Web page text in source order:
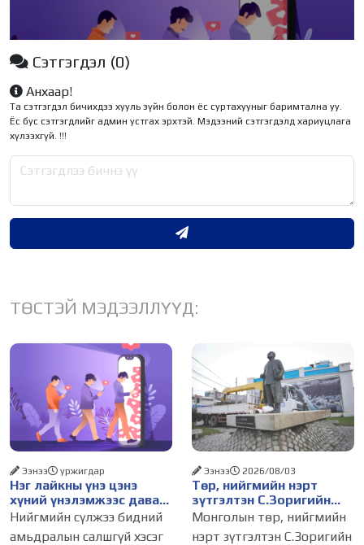
Сэтгэгдэл (0)
Анхаар!
Та сэтгэгдэл бичихдээ хууль зүйн болон ёс суртахууныг баримтална уу.
Ёс бус сэтгэгдлийг админ устгах эрхтэй. Мэдээний сэтгэгдэлд хариуцлага
хүлээхгүй. !!!
ТӨСТЭЙ МЭДЭЭЛЛҮҮД:
Нэг лайкны үнэ цэнэ
хүний үнэлэмжээс давах
болсон уу?
Ээнээ уржигдар
Нийгмийн сүлжээ бидний
амьдралын салшгүй хэсэг
Төр, нийгмийн нэрт
зүтгэлтэн С.Зоригийн
хөшөөг буцаан
байрлууллаа
Ээнээ 2026/08/03
Монголын төр, нийгмийн
нэрт зүтгэлтэн С.Зоригийн